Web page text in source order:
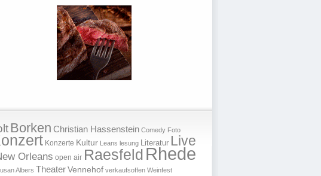
Borken Christian Hassenstein Comedy Foto
Konzerte Kultur Leans lesung Literatur Live
Orleans open air Raesfeld Rhede
Albers TheaterVennehof verkaufsoffen Weinfest